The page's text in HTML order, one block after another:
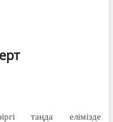
таңда елімізде